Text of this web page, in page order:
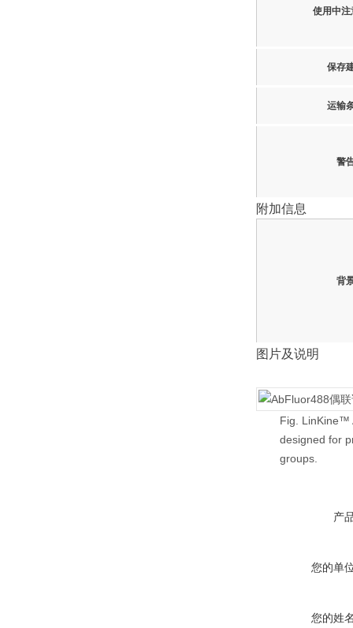
使用中注
保存
运输
警
附加信息
背
图片及说明
Fig. LinKine™
designed for
groups.
产
您的单
您的姓